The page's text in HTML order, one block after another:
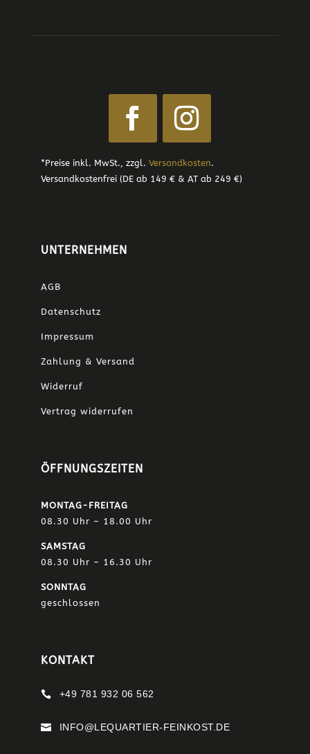
*Preise inkl. MwSt., zzgl. Versandkosten.
Versandkostenfrei (DE ab 149 € & AT ab 249 €)
UNTERNEHMEN
AGB
Datenschutz
Impressum
Zahlung & Versand
Widerruf
Vertrag widerrufen
ÖFFNUNGSZEITEN
MONTAG-FREITAG
08.30 Uhr – 18.00 Uhr
SAMSTAG
08.30 Uhr – 16.30 Uhr
SONNTAG
geschlossen
KONTAKT
 +49 781 932 06 562
 INFO@LEQUARTIER-FEINKOST.DE